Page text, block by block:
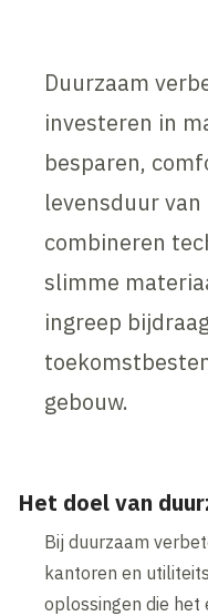
Duurzaam
investeren in
besparen,
levensduur
combineren
slimme
ingreep
gebouw.
Het doel van
Bij duurzaam
kantoren en
oplossingen die het